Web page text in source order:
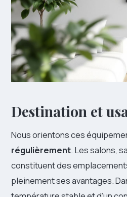
Destination et
Nous orientons ces
régulièrement. Les salons,
constituent des
pleinement ses avantages.